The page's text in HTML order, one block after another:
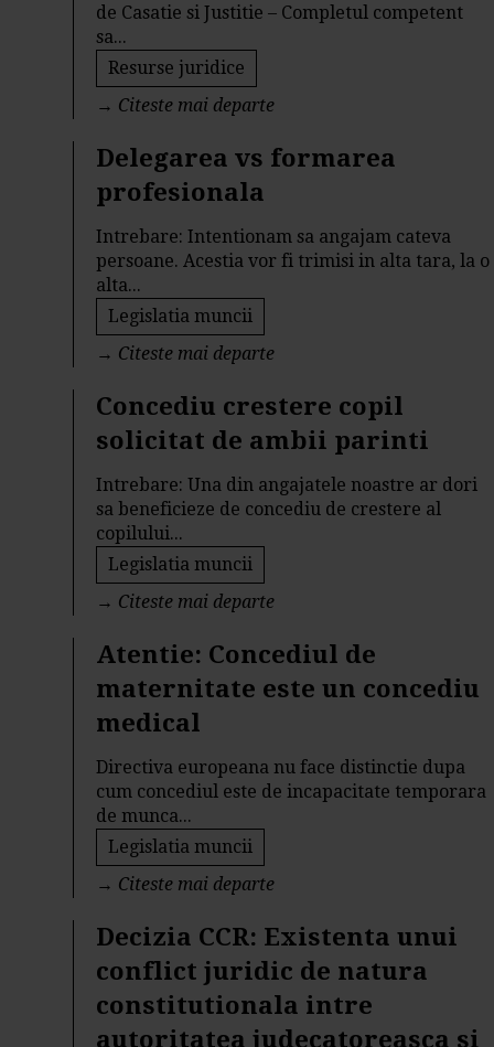
de Casatie si Justitie – Completul competent
sa...
Resurse juridice
→ Citeste mai departe
Delegarea vs formarea
profesionala
Intrebare: Intentionam sa angajam cateva
persoane. Acestia vor fi trimisi in alta tara, la o
alta...
Legislatia muncii
→ Citeste mai departe
Concediu crestere copil
solicitat de ambii parinti
Intrebare: Una din angajatele noastre ar dori
sa beneficieze de concediu de crestere al
copilului...
Legislatia muncii
→ Citeste mai departe
Atentie: Concediul de
maternitate este un concediu
medical
Directiva europeana nu face distinctie dupa
cum concediul este de incapacitate temporara
de munca...
Legislatia muncii
→ Citeste mai departe
Decizia CCR: Existenta unui
conflict juridic de natura
constitutionala intre
autoritatea judecatoreasca si